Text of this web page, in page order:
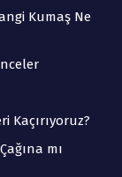
Kumaş Ne
Kaçırıyoruz?
mı